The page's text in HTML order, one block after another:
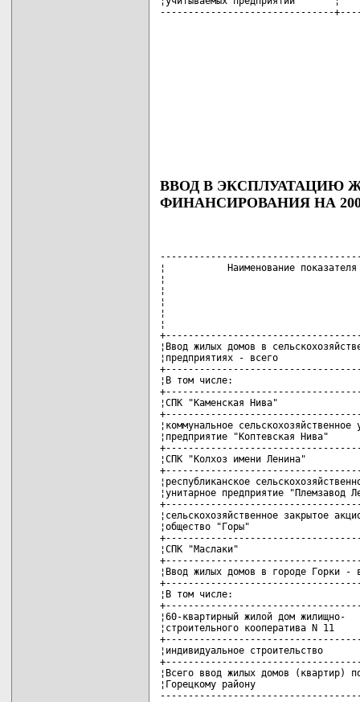
-------------------------------
ВВОД В ЭКСПЛУАТАЦИЮ
ФИНАНСИРОВАНИЯ НА
¦           Наименование
¦
¦
¦
¦
¦
¦Ввод жилых домов в
¦предприятиях - всего
¦В том числе:
¦СПК "Каменская Нива"
¦коммунальное
¦предприятие "Коптевская
¦СПК "Колхоз имени Ленина"
¦республиканское
¦унитарное предприятие
¦сельскохозяйственное
¦общество "Горы"
¦СПК "Маслаки"
¦Ввод жилых домов в городе
¦В том числе:
¦60-квартирный жилой дом
¦строительного
¦индивидуальное
¦Всего ввод жилых домов
¦Горецкому району